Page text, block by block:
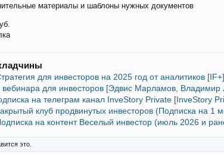
материалы и шаблоны нужных документов
для инвесторов на 2025 год от аналитиков [IF+]
вебинара для инвесторов [Эдвис Марламов,
на телеграм канал InveStory Private [InveStory
клуб продвинутых инвесторов (Подписка на 1
на контент Веселый инвестор (июль 2026 и
это.